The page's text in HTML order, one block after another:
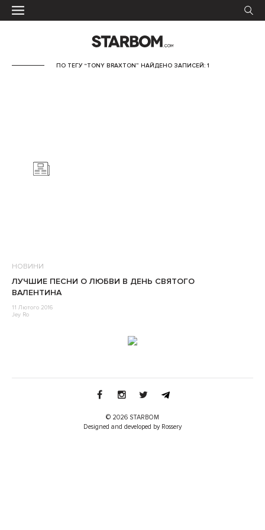
ПО ТЕГУ “TONY BRAXTON” НАЙДЕНО ЗАПИСЕЙ: 1
НОВИНИ
ЛУЧШИЕ ПЕСНИ О ЛЮБВИ В ДЕНЬ СВЯТОГО
ВАЛЕНТИНА
11 Лютого 2016
Jey Ro
© 2026 STARBOM
Designed and developed by Rossery